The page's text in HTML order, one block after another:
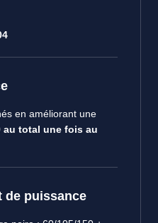
en améliorant une
au total une fois au
de puissance